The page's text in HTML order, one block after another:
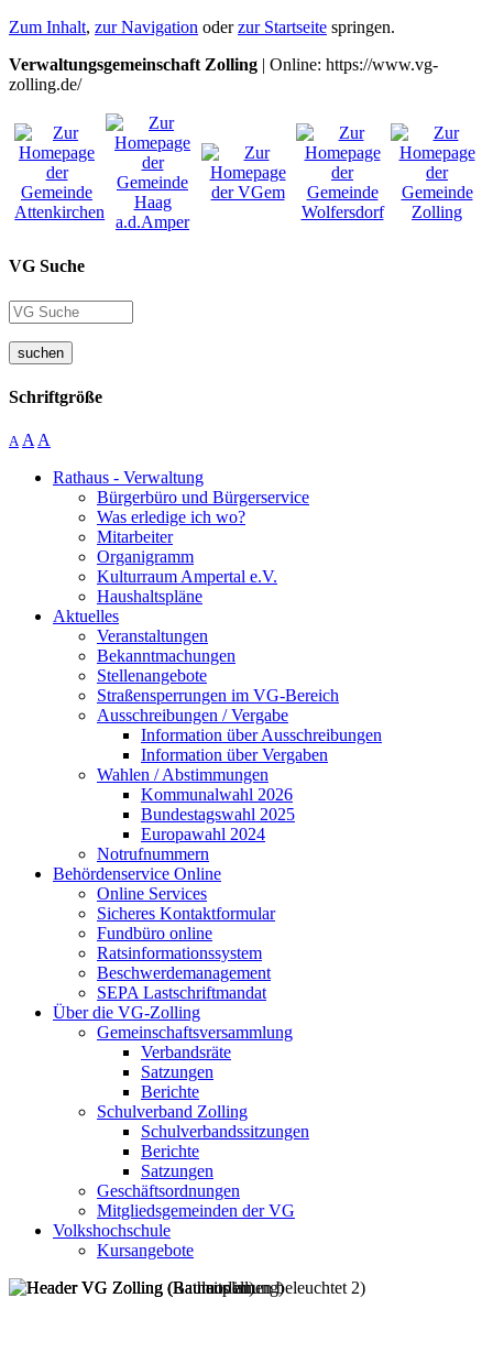
Zum Inhalt, zur Navigation oderzur Startseite springen.
Verwaltungsgemeinschaft Zolling | Online: https://www.vg-
zolling.de/
VG Suche
suchen
Schriftgröße
A A A
Rathaus - Verwaltung
Bürgerbüro und Bürgerservice
Was erledige ich wo?
Mitarbeiter
Organigramm
Kulturraum Ampertal e.V.
Haushaltspläne
Aktuelles
Veranstaltungen
Bekanntmachungen
Stellenangebote
Straßensperrungen im VG-Bereich
Ausschreibungen / Vergabe
Information über Ausschreibungen
Information über Vergaben
Wahlen / Abstimmungen
Kommunalwahl 2026
Bundestagswahl 2025
Europawahl 2024
Notrufnummern
Behördenservice Online
Online Services
Sicheres Kontaktformular
Fundbüro online
Ratsinformationssystem
Beschwerdemanagement
SEPA Lastschriftmandat
Über die VG-Zolling
Gemeinschaftsversammlung
Verbandsräte
Satzungen
Berichte
Schulverband Zolling
Schulverbandssitzungen
Berichte
Satzungen
Geschäftsordnungen
Mitgliedsgemeinden der VG
Volkshochschule
Kursangebote